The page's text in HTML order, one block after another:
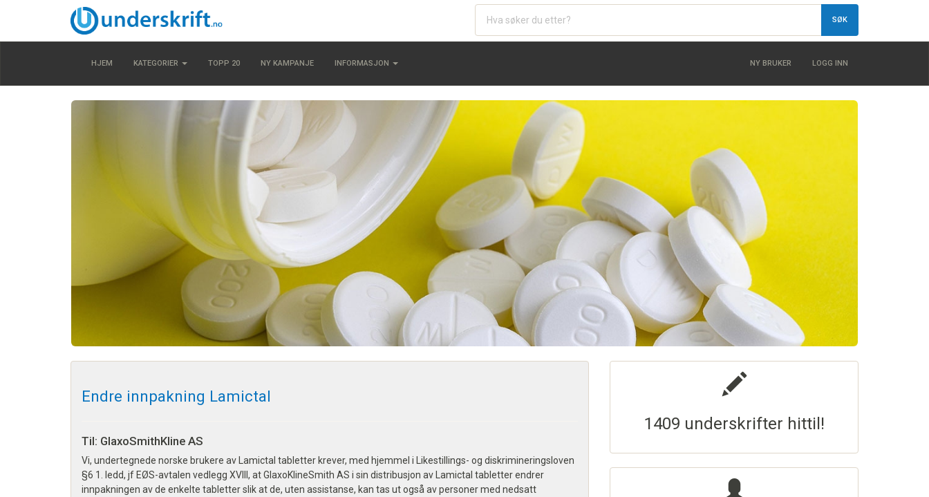
SØK
HJEM KATEGORIER TOPP 20 NY KAMPANJE INFORMASJON NY BRUKER LOGG INN
Endre innpakning Lamictal
Til: GlaxoSmithKline AS
Vi, undertegnede norske brukere av Lamictal tabletter krever, med hjemmel i Likestillings- og diskrimineringsloven
§6 1. ledd, jf EØS-avtalen vedlegg XVIII, at GlaxoKlineSmith AS i sin distribusjon av Lamictal tabletter endrer
innpakningen av de enkelte tabletter slik at de, uten assistanse, kan tas ut også av personer med nedsatt
1409 underskrifter hittil!